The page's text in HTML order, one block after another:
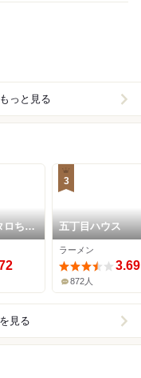
っと見る
ロちゃ
3
五丁目ハウス
ラーメン
3.69
872人
見る